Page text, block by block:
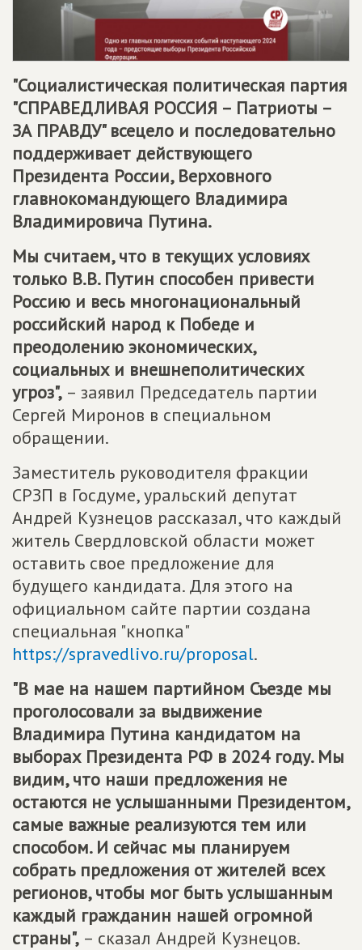
"Социалистическая политическая партия
"СПРАВЕДЛИВАЯ РОССИЯ – Патриоты –
ЗА ПРАВДУ" всецело и последовательно
поддерживает действующего
Президента России, Верховного
главнокомандующего Владимира
Владимировича Путина.
Мы считаем, что в текущих условиях
только В.В. Путин способен привести
Россию и весь многонациональный
российский народ к Победе и
преодолению экономических,
социальных и внешнеполитических
угроз", – заявил Председатель партии
Сергей Миронов в специальном
обращении.
Заместитель руководителя фракции
СРЗП в Госдуме, уральский депутат
Андрей Кузнецов рассказал, что каждый
житель Свердловской области может
оставить свое предложение для
будущего кандидата. Для этого на
официальном сайте партии создана
специальная "кнопка"
https://spravedlivo.ru/proposal.
"В мае на нашем партийном Съезде мы
проголосовали за выдвижение
Владимира Путина кандидатом на
выборах Президента РФ в 2024 году. Мы
видим, что наши предложения не
остаются не услышанными Президентом,
самые важные реализуются тем или
способом. И сейчас мы планируем
собрать предложения от жителей всех
регионов, чтобы мог быть услышанным
каждый гражданин нашей огромной
страны", – сказал Андрей Кузнецов.